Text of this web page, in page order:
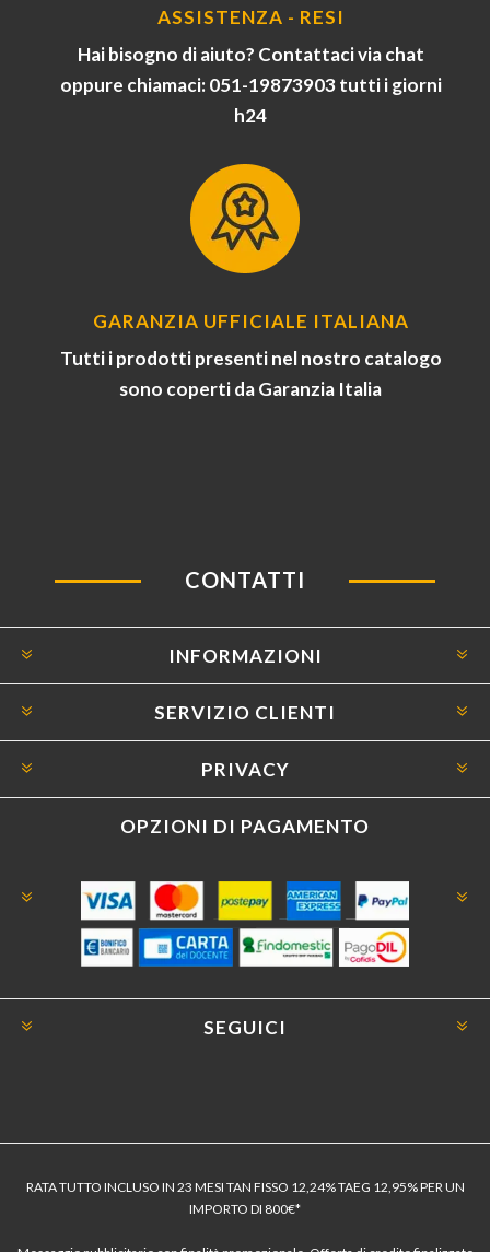
ASSISTENZA - RESI
Hai bisogno di aiuto? Contattaci via chat
oppure chiamaci: 051-19873903 tutti i giorni
h24
GARANZIA UFFICIALE ITALIANA
Tutti i prodotti presenti nel nostro catalogo
sono coperti da Garanzia Italia
CONTATTI
INFORMAZIONI
SERVIZIO CLIENTI
PRIVACY
OPZIONI DI PAGAMENTO
SEGUICI
RATA TUTTO INCLUSO IN 23 MESI TAN FISSO 12,24% TAEG 12,95% PER UN
IMPORTO DI 800€*